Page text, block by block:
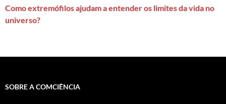
Como extremófilos ajudam a entender os limites da vida no
universo?
SOBRE A COMCIÊNCIA